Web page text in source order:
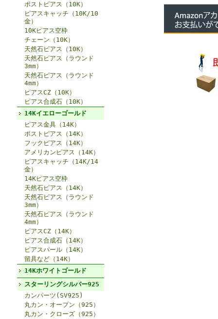
ポストピアス（10K）
ピアスキャッチ（10K/10
金）
10Kピアス空枠
チェーン（10K）
天然石ピアス（10K）
天然石ピアス（ラウンド
3mm）
天然石ピアス（ラウンド
4mm）
ピアスCZ（10K）
ピアス合成石（10K）
14Kイエローゴールド
ピアス金具（14K）
ポストピアス（14K）
フックピアス（14K）
アメリカンピアス（14K）
ピアスキャッチ（14K/14
金）
14Kピアス空枠
天然石ピアス（14K）
天然石ピアス（ラウンド
3mm）
天然石ピアス（ラウンド
4mm）
ピアスCZ（14K）
ピアス合成石（14K）
ピアスパール（14K）
留具など（14K）
14Kホワイトゴールド
スターリングシルバー925
カンパーツ(SV925)
丸カン・オープン（925）
丸カン・クローズ（925）